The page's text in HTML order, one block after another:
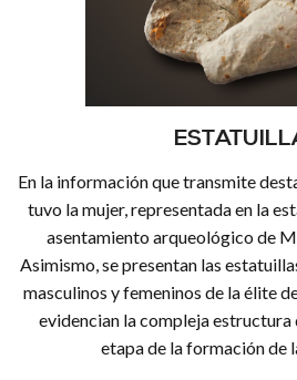
En la información que transmite
tuvo la mujer, representada en la
asentamiento arqueológico de
Asimismo, se presentan las
masculinos y femeninos de la élite
evidencian la compleja estructura
etapa de la formación de